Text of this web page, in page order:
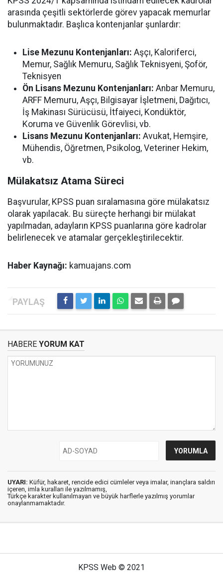
arasında çeşitli sektörlerde görev yapacak memurlar
bulunmaktadır. Başlıca kontenjanlar şunlardır:
Lise Mezunu Kontenjanları: Aşçı, Kaloriferci,
Memur, Sağlık Memuru, Sağlık Teknisyeni, Şoför,
Teknisyen
Ön Lisans Mezunu Kontenjanları: Anbar Memuru,
ARFF Memuru, Aşçı, Bilgisayar İşletmeni, Dağıtıcı,
İş Makinası Sürücüsü, İtfaiyeci, Kondüktör,
Koruma ve Güvenlik Görevlisi, vb.
Lisans Mezunu Kontenjanları: Avukat, Hemşire,
Mühendis, Öğretmen, Psikolog, Veteriner Hekim,
vb.
Mülakatsız Atama Süreci
Başvurular, KPSS puan sıralamasına göre mülakatsız
olarak yapılacak. Bu süreçte herhangi bir mülakat
yapılmadan, adayların KPSS puanlarına göre kadrolar
belirlenecek ve atamalar gerçekleştirilecektir.
Haber Kaynağı: kamuajans.com
HABERE YORUM KAT
UYARI: Küfür, hakaret, rencide edici cümleler veya imalar, inançlara saldırı
içeren, imla kuralları ile yazılmamış,
Türkçe karakter kullanılmayan ve büyük harflerle yazılmış yorumlar
onaylanmamaktadır.
KPSS Web © 2021